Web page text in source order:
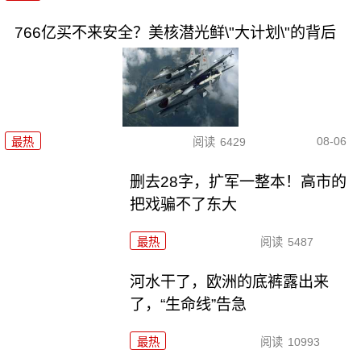
766亿买不来安全？美核潜光鲜\"大计划\"的背后
最热 阅读 6429 08-06
删去28字，扩军一整本！高市的
把戏骗不了东大
最热 阅读 5487
河水干了，欧洲的底裤露出来
了，“生命线”告急
最热 阅读 10993